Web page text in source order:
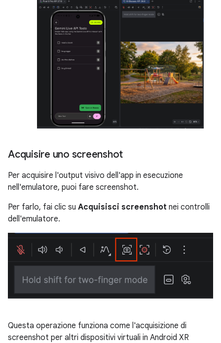
Acquisire uno screenshot
Per acquisire l'output visivo dell'app in esecuzione
nell'emulatore, puoi fare screenshot.
Per farlo, fai clic su Acquisisci screenshot nei controlli
dell'emulatore.
Questa operazione funziona come l'acquisizione di
screenshot per altri dispositivi virtuali in Android XR